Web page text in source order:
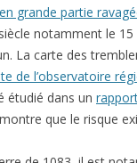
en grande partie
notamment le
La carte des
de l’observatoire
étudié dans un
que le risque